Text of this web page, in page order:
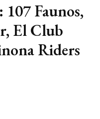
107 Faunos,
El Club
Riders